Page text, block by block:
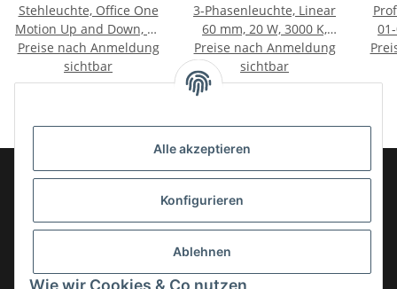
Alle akzeptieren
Konfigurieren
Ablehnen
Wie wir Cookies & Co nutzen
Stehleuchte, Office One
Motion Up and Down, 80
W, Touch DIM, 4000 K,
Aluminium, 220-240
V/AC
Preise nach Anmeldung
sichtbar
3-Phasenleuchte, Linear
60 mm, 20 W, 3000 K,
Schwarz, 220-240 V/AC
Preise nach Anmeldung
sichtbar
Gesetzliche Informationen